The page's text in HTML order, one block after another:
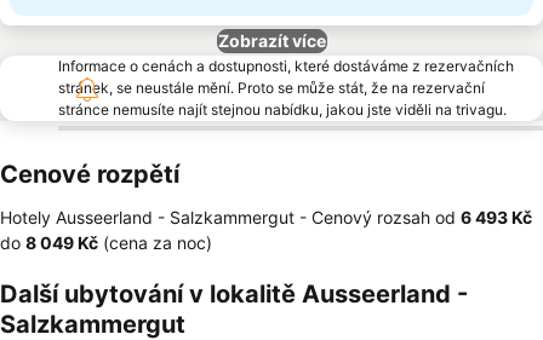
Zobrazít více
Informace o cenách a dostupnosti, které dostáváme z rezervačních
stránek, se neustále mění. Proto se může stát, že na rezervační
stránce nemusíte najít stejnou nabídku, jakou jste viděli na trivagu.
Cenové rozpětí
Hotely Ausseerland - Salzkammergut - Cenový rozsah od ‎6 493 Kč
do ‎8 049 Kč (cena za noc)
Další ubytování v lokalitě Ausseerland -
Salzkammergut